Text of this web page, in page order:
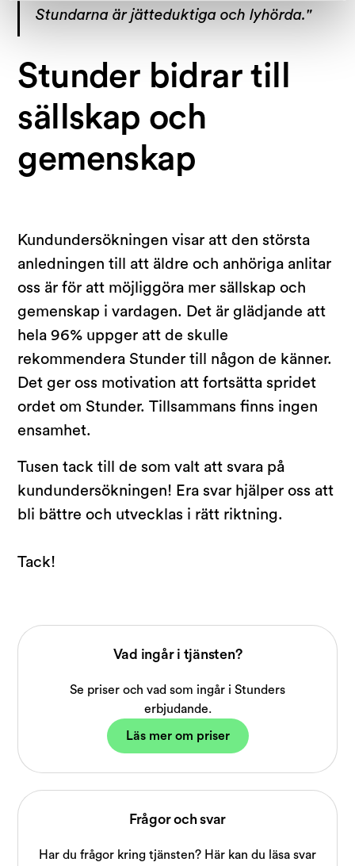
Stundarna är jätteduktiga och lyhörda."
Stunder bidrar till
sällskap och
gemenskap
Kundundersökningen visar att den största
anledningen till att äldre och anhöriga anlitar
oss är för att möjliggöra mer sällskap och
gemenskap i vardagen. Det är glädjande att
hela 96% uppger att de skulle
rekommendera Stunder till någon de känner.
Det ger oss motivation att fortsätta spridet
ordet om Stunder. Tillsammans finns ingen
ensamhet.
Tusen tack till de som valt att svara på
kundundersökningen! Era svar hjälper oss att
bli bättre och utvecklas i rätt riktning.
Tack!
Vad ingår i tjänsten?
Se priser och vad som ingår i Stunders
erbjudande.
Läs mer om priser
Frågor och svar
Har du frågor kring tjänsten? Här kan du läsa svar